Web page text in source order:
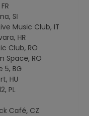
SI
Music Club, IT
HR
Club, RO
Space, RO
5, BG
HU
PL
Café, CZ